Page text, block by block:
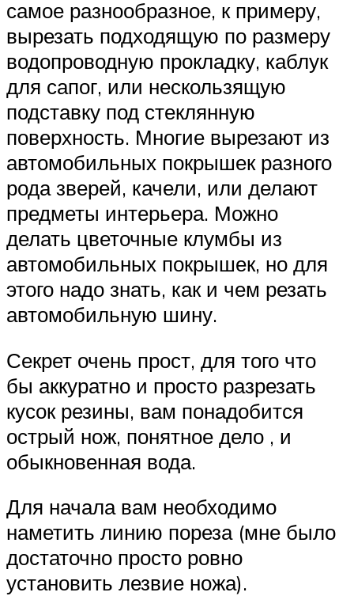
самое разнообразное, к примеру,
вырезать подходящую по размеру
водопроводную прокладку, каблук
для сапог, или нескользящую
подставку под стеклянную
поверхность. Многие вырезают из
автомобильных покрышек разного
рода зверей, качели, или делают
предметы интерьера. Можно
делать цветочные клумбы из
автомобильных покрышек, но для
этого надо знать, как и чем резать
автомобильную шину.
Секрет очень прост, для того что
бы аккуратно и просто разрезать
кусок резины, вам понадобится
острый нож, понятное дело , и
обыкновенная вода.
Для начала вам необходимо
наметить линию пореза (мне было
достаточно просто ровно
установить лезвие ножа).